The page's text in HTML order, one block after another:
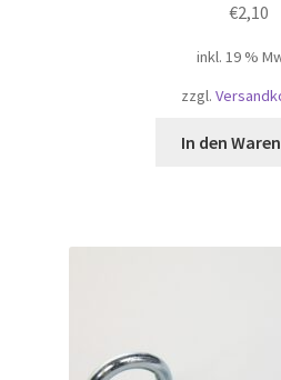
€2,10
inkl. 19 %
zzgl.
In den